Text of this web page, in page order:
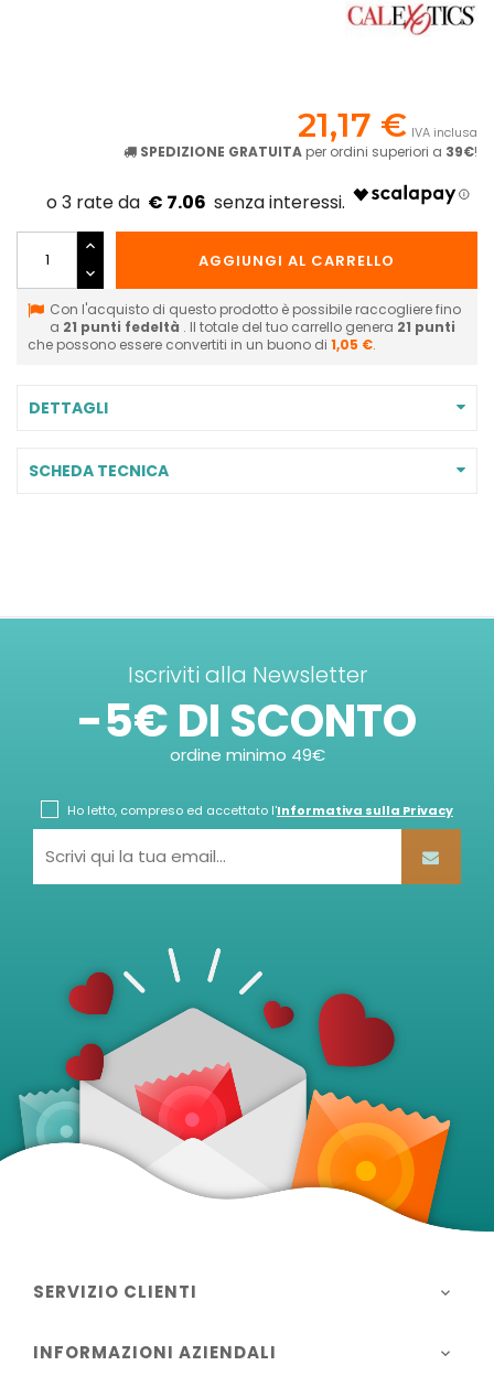
21,17 € IVA inclusa
SPEDIZIONE GRATUITA per ordini superiori a 39€!
€ 7.06
AGGIUNGI AL CARRELLO
Con l'acquisto di questo prodotto è possibile raccogliere fino
a 21 punti fedeltà . Il totale del tuo carrello genera 21 punti
che possono essere convertiti in un buono di 1,05 €.
DETTAGLI
SCHEDA TECNICA
Iscriviti alla Newsletter
-5€ DI SCONTO
ordine minimo 49€
Ho letto, compreso ed accettato l'Informativa sulla Privacy
SERVIZIO CLIENTI 
INFORMAZIONI AZIENDALI 